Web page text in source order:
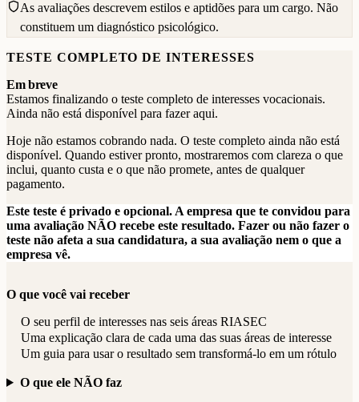
As avaliações descrevem estilos e aptidões para um cargo. Não
constituem um diagnóstico psicológico.
TESTE COMPLETO DE INTERESSES
Em breve
Estamos finalizando o teste completo de interesses vocacionais.
Ainda não está disponível para fazer aqui.
Hoje não estamos cobrando nada. O teste completo ainda não está
disponível. Quando estiver pronto, mostraremos com clareza o que
inclui, quanto custa e o que não promete, antes de qualquer
pagamento.
Este teste é privado e opcional. A empresa que te convidou para
uma avaliação NÃO recebe este resultado. Fazer ou não fazer o
teste não afeta a sua candidatura, a sua avaliação nem o que a
empresa vê.
O que você vai receber
O seu perfil de interesses nas seis áreas RIASEC
Uma explicação clara de cada uma das suas áreas de interesse
Um guia para usar o resultado sem transformá-lo em um rótulo
O que ele NÃO faz